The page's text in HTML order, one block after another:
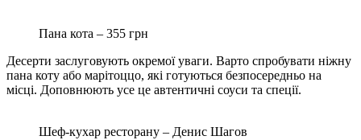
Пана кота – 355 грн
Десерти заслуговують окремої уваги. Варто спробувати ніжну
пана коту або марітоццо, які готуються безпосередньо на
місці. Доповнюють усе це автентичні соуси та спеції.
Шеф-кухар ресторану – Денис Шагов